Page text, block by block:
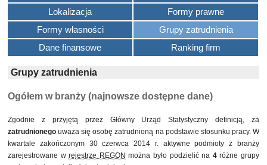
Lokalizacja
Formy prawne
Formy własności
Grupy zatrudnienia
Dane finansowe
Ranking firm
Grupy zatrudnienia
Ogółem w branży (najnowsze dostępne dane)
Zgodnie z przyjętą przez Główny Urząd Statystyczny definicją, za
zatrudnionego uważa się osobę zatrudnioną na podstawie stosunku pracy. W
kwartale zakończonym 30 czerwca 2014 r. aktywne podmioty z branży
zarejestrowane wrejestrze REGON można było podzielić na 4różne grupy